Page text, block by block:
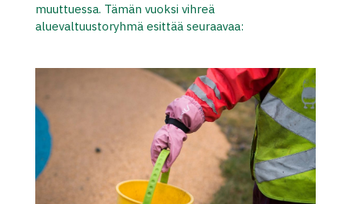
muuttuessa. Tämän vuoksi vihreä
aluevaltuustoryhmä esittää seuraavaa: